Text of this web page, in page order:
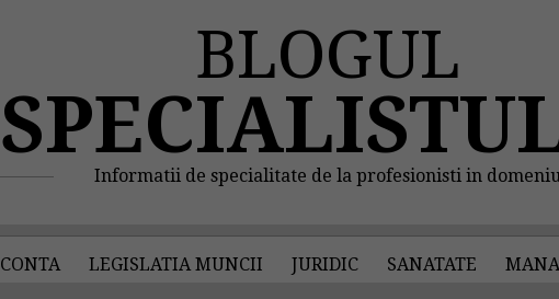
BLOGUL
Informatii de specialitate de la profesionisti in
CONTA LEGISLATIA MUNCII JURIDIC SANATATE